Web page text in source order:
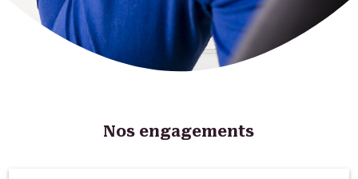
Nos engagements